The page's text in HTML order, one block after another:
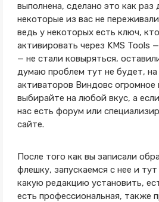
выполнена, сделано это как раз
некоторые из вас не
ведь у некоторых есть ключ,
активировать через KMS Tools
— не стали ковыряться,
думаю проблем тут не будет,
активаторов Виндовс
выбирайте на любой вкус, а
нас есть форум или
сайте.
После того как вы записали
флешку, запускаемся с нее и
какую редакцию установить,
есть профессиональная, также